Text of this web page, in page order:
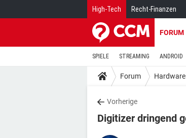
High-Tech Recht-Finanzen
FORUM
SPIELE STREAMING ANDROID
Forum Hardware
Vorherige
Digitizer dringend